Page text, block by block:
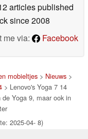
articles published
since 2008
me via:
Facebook
mobieltjes> Nieuws>
> Lenovo's Yoga 7 14
Yoga 9, maar ook in
2025-04- 8)